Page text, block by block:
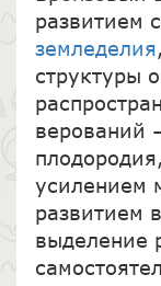
развитием
земледелия
структуры
верований
усилением
развитием
выделение